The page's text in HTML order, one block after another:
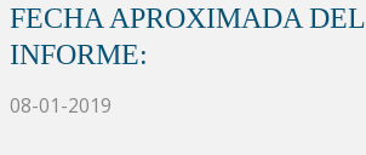
FECHA APROXIMADA DEL
INFORME:
08-01-2019